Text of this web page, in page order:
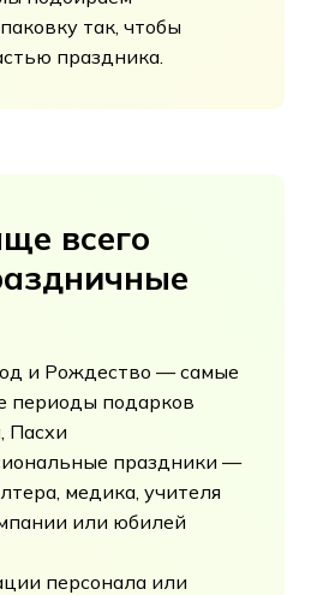
так, чтобы
праздника.
всего
и Рождество — самые
периоды подарков
, Пасхи
праздники —
медика, учителя
или юбилей
персонала или